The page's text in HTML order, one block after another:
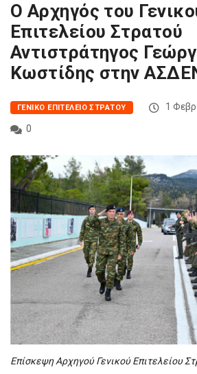
O Αρχηγός του
Επιτελείου Στρατού
Αντιστράτηγος
Κωστίδης στην
ΓΕΝΙΚΌ ΕΠΙΤΕΛΕΊΟ ΣΤΡΑΤΟΎ
1
0
Επίσκεψη Αρχηγού Γενικού Επιτελείου